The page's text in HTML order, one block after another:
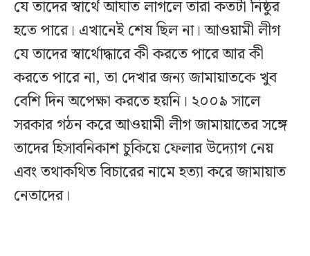
যে তাদের স্বার্থে আঘাত লাগলে তারা কতটা নিষ্ঠুর
হতে পারে। এখানেই শেষ ছিল না। আওয়ামী লীগ
যে তাদের স্বার্থোদ্ধারে কী করতে পারে আর কী
করতে পারে না, তা দেখার জন্য জামায়াতকে খুব
বেশি দিন অপেক্ষা করতে হয়নি। ২০০৯ সালে
সরকার গঠন করে আওয়ামী লীগ জামায়াতের সঙ্গে
তাদের হিসাবনিকাশ চুকিয়ে ফেলার উদ্যোগ নেয়
এবং তথাকথিত বিচারের নামে হত্যা করে জামায়াত
নেতাদের।